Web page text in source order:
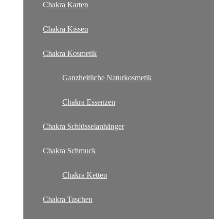
Chakra Karten
Chakra Kissen
Chakra Kosmetik
Ganzheitliche Naturkosmetik
Chakra Essenzen
Chakra Schlüsselanhänger
Chakra Schmuck
Chakra Ketten
Chakra Taschen